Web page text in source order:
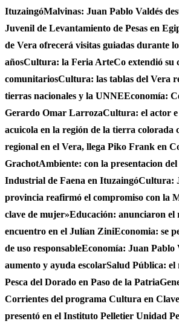
ItuzaingóMalvinas: Juan Pablo Valdés
Juvenil de Levantamiento de Pesas en
de Vera ofrecerá visitas guiadas durante
añosCultura: la Feria ArteCo extendió su
comunitariosCultura: las tablas del Vera
tierras nacionales y la UNNEEconomía:
Gerardo Omar LarrozaCultura: el actor
acuicola en la región de la tierra colorada
regional en el Vera, llega Piko Frank en
GrachotAmbiente: con la presentacion
Industrial de Faena en ItuzaingóCultura:
provincia reafirmó el compromiso con la
clave de mujer»Educación: anunciaron el
encuentro en el Julían ZiniEconomia: se
de uso responsableEconomía: Juan Pablo
aumento y ayuda escolarSalud Pública: el
Pesca del Dorado en Paso de la Patria
Corrientes del programa Cultura en
presentó en el Instituto Pelletier Unidad